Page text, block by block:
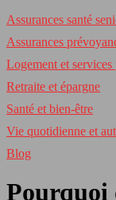
Assurances santé
Assurances
Logement et services
Retraite et épargne
Santé et bien-être
Vie quotidienne et
Blog
Pourquoi